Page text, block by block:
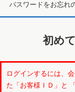
パスワードをお忘れ
初め
ログインするには、
た「お客様ＩＤ」と